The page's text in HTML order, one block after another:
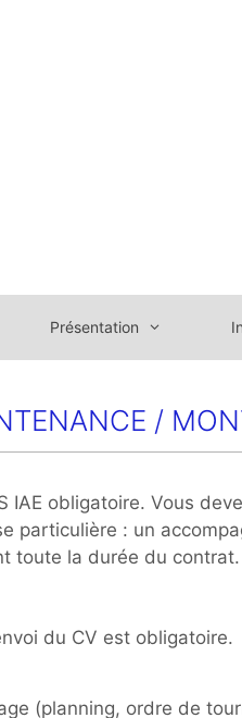
Présentation
/
IAE obligatoire. Vous
particulière : un
toute la durée du contrat.
du CV est obligatoire.
(planning, ordre de